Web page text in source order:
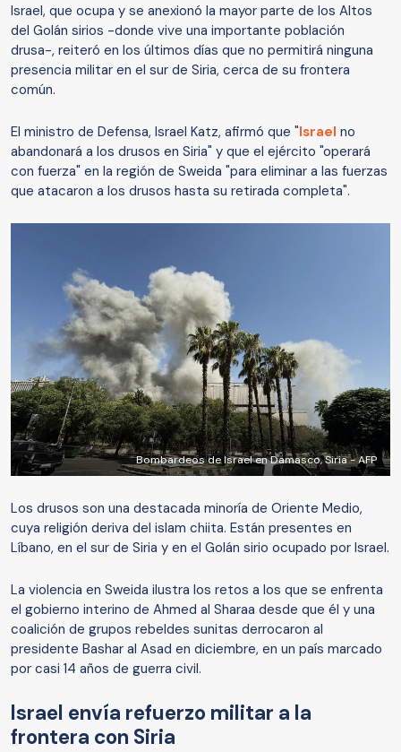
Israel, que ocupa y se anexionó la mayor parte de los Altos
del Golán sirios -donde vive una importante población
drusa-, reiteró en los últimos días que no permitirá ninguna
presencia militar en el sur de Siria, cerca de su frontera
común.
El ministro de Defensa, Israel Katz, afirmó que "Israel no
abandonará a los drusos en Siria" y que el ejército "operará
con fuerza" en la región de Sweida "para eliminar a las fuerzas
que atacaron a los drusos hasta su retirada completa".
Bombardeos de Israel en Damasco, Siria - AFP
Los drusos son una destacada minoría de Oriente Medio,
cuya religión deriva del islam chiita. Están presentes en
Líbano, en el sur de Siria y en el Golán sirio ocupado por Israel.
La violencia en Sweida ilustra los retos a los que se enfrenta
el gobierno interino de Ahmed al Sharaa desde que él y una
coalición de grupos rebeldes sunitas derrocaron al
presidente Bashar al Asad en diciembre, en un país marcado
por casi 14 años de guerra civil.
Israel envía refuerzo militar a la
frontera con Siria